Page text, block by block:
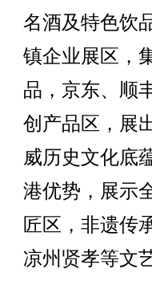
名酒及特色饮
镇企业展区，
品，京东、顺
创产品区，展
威历史文化底
港优势，展示
匠区，非遗传
凉州贤孝等文